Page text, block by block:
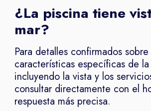
¿La piscina tiene
mar?
Para detalles confirmados sobre
características específicas de
incluyendo la vista y los
consultar directamente con el
respuesta más precisa.